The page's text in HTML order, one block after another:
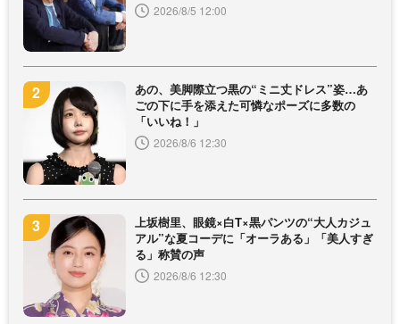
2026/8/5 12:00
あの、美脚際立つ黒の“ミニ丈ドレス”姿…あ
ごの下に手を添えた可憐なポーズに多数の
「いいね！」
2026/8/6 12:30
上坂樹里、眼鏡×白T×黒パンツの“大人カジュ
アル”な夏コーデに「オーラある」「美人すぎ
る」称賛の声
2026/8/6 12:30